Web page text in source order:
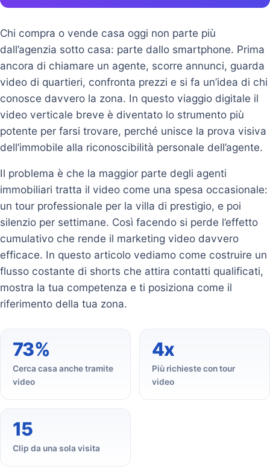
Chi compra o vende casa oggi non parte più
dall’agenzia sotto casa: parte dallo smartphone. Prima
ancora di chiamare un agente, scorre annunci, guarda
video di quartieri, confronta prezzi e si fa un’idea di chi
conosce davvero la zona. In questo viaggio digitale il
video verticale breve è diventato lo strumento più
potente per farsi trovare, perché unisce la prova visiva
dell’immobile alla riconoscibilità personale dell’agente.
Il problema è che la maggior parte degli agenti
immobiliari tratta il video come una spesa occasionale:
un tour professionale per la villa di prestigio, e poi
silenzio per settimane. Così facendo si perde l’effetto
cumulativo che rende il marketing video davvero
efficace. In questo articolo vediamo come costruire un
flusso costante di shorts che attira contatti qualificati,
mostra la tua competenza e ti posiziona come il
riferimento della tua zona.
73%
Cerca casa anche tramite
video
4x
Più richieste con tour
video
15
Clip da una sola visita